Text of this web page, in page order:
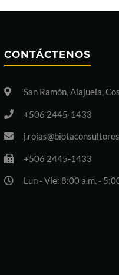
CONTÁCTENOS
San Ramón, Alajuela,
+506 2445-1433
+506 2445-1433
Lun - Vie: 8:00 a.m. -